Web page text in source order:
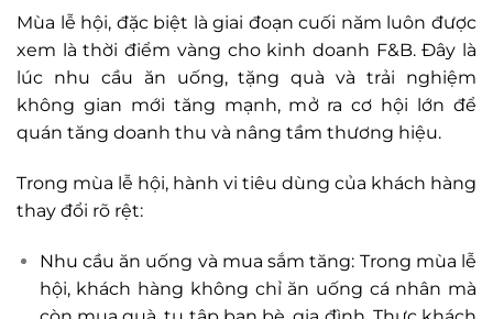
Mùa lễ hội, đặc biệt là giai đoạn cuối năm luôn được
xem là thời điểm vàng cho kinh doanh F&B. Đây là
lúc nhu cầu ăn uống, tặng quà và trải nghiệm
không gian mới tăng mạnh, mở ra cơ hội lớn để
quán tăng doanh thu và nâng tầm thương hiệu.
Trong mùa lễ hội, hành vi tiêu dùng của khách hàng
thay đổi rõ rệt:
Nhu cầu ăn uống và mua sắm tăng: Trong mùa lễ
hội, khách hàng không chỉ ăn uống cá nhân mà